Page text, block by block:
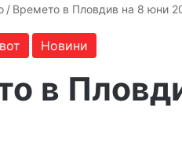
/ Времето в Пловдив на 8 юни
Новини
в